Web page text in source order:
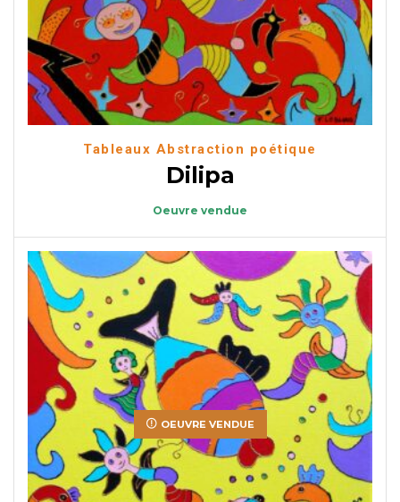
Tableaux Abstraction poétique
Dilipa
Oeuvre vendue
OEUVRE VENDUE